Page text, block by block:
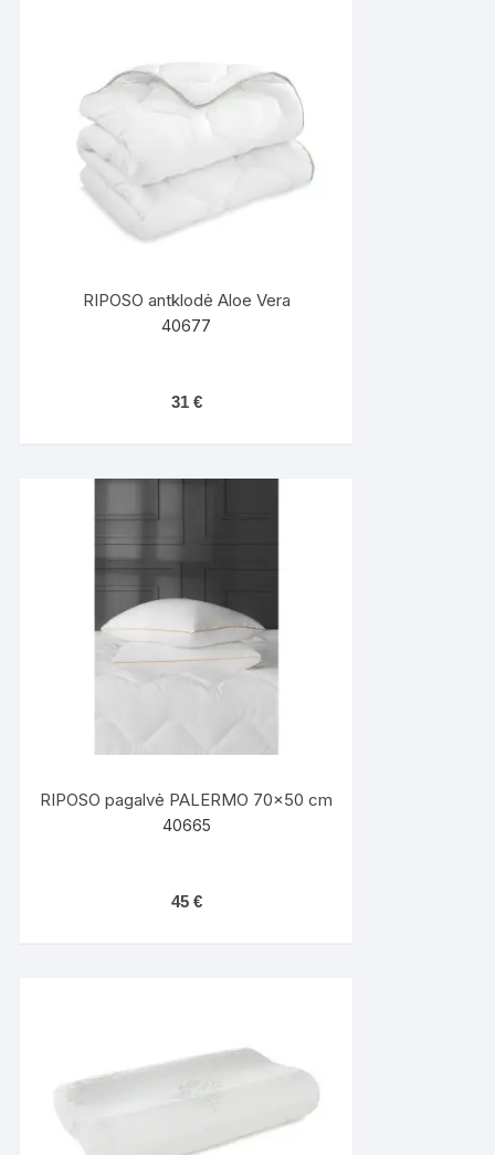
RIPOSO antklodė Aloe Vera
40677
31 €
RIPOSO pagalvė PALERMO 70×50 cm
40665
45 €